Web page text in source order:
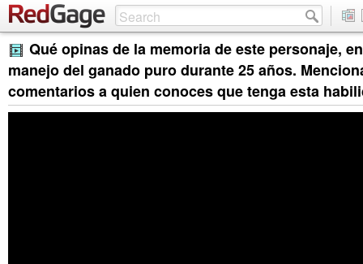
Qué opinas de la memoria de este personaje,
manejo del ganado puro durante 25 años.
comentarios a quien conoces que tenga esta